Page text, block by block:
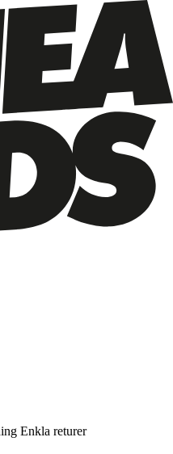
Enkla returer